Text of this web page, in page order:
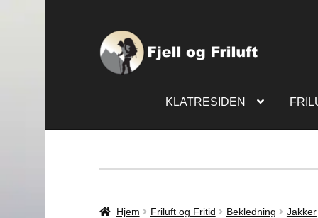
KLATRESIDEN
Hjem Friluft og Fritid Bekledning Jakker